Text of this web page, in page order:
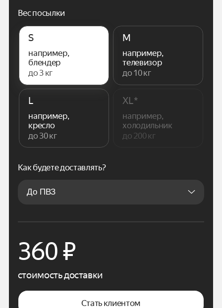
Вес посылки
S
например,
блендер
до 3 кг
M
например,
телевизор
до 10 кг
L
например,
кресло
до 30 кг
XL*
например,
холодильник
до 200 кг
Как будете доставлять?
360₽
стоимость доставки
Стать клиентом